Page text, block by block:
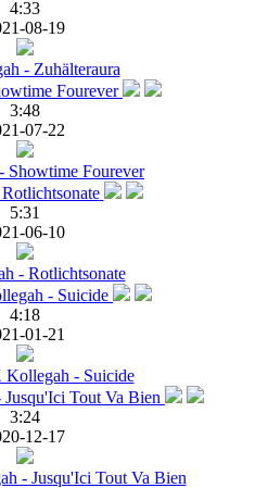
4:33
08-19
- Zuhälteraura
3:48
07-22
Showtime Fourever
5:31
06-10
- Rotlichtsonate
4:18
01-21
Kollegah - Suicide
3:24
12-17
- Jusqu'Ici Tout Va Bien